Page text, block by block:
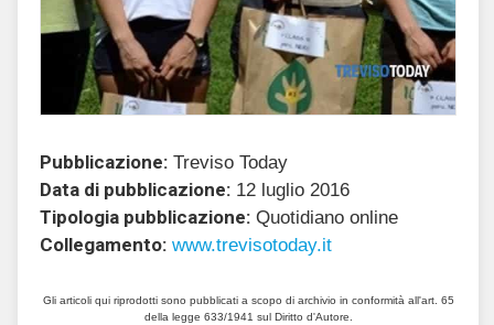
Pubblicazione: Treviso Today
Data di pubblicazione: 12 luglio 2016
Tipologia pubblicazione: Quotidiano online
Collegamento: www.trevisotoday.it
Gli articoli qui riprodotti sono pubblicati a scopo di archivio in conformità all'art. 65
della legge 633/1941 sul Diritto d'Autore.